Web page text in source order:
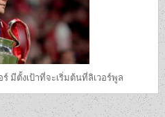
มีตั้งเป้าที่จะเริ่มต้นที่ลิเวอร์พูล